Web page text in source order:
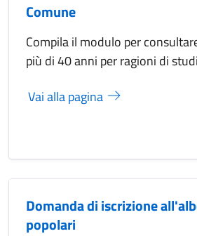
Comune
Compila il modulo per
più di 40 anni per ragioni di
Vai alla pagina
Domanda di iscrizione
popolari